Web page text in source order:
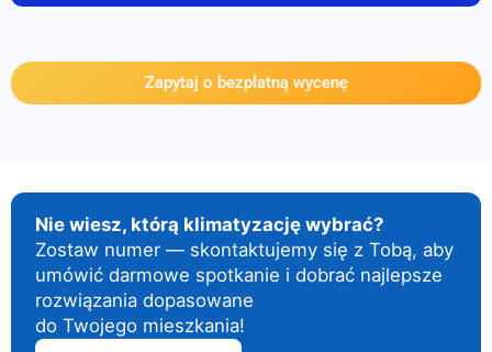
Zapytaj o bezpłatną wycenę
Nie wiesz, którą klimatyzację wybrać?
Zostaw numer — skontaktujemy się z Tobą, aby
umówić darmowe spotkanie i dobrać najlepsze
rozwiązania dopasowane
do Twojego mieszkania!